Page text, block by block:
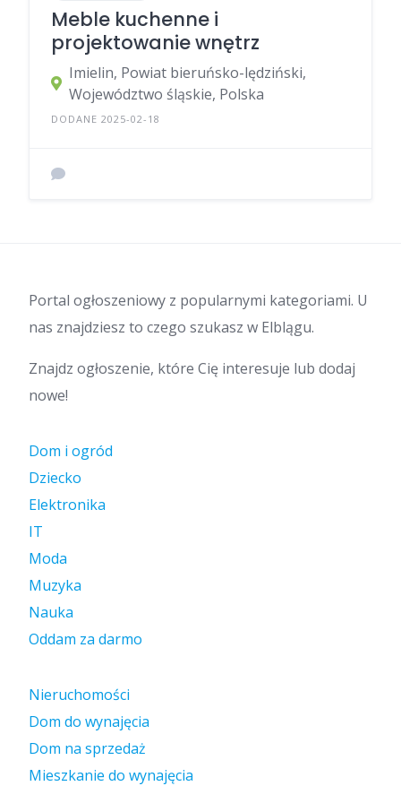
Meble kuchenne i
projektowanie wnętrz
Imielin, Powiat bieruńsko-lędziński,
Województwo śląskie, Polska
DODANE 2025-02-18
Portal ogłoszeniowy z popularnymi kategoriami. U
nas znajdziesz to czego szukasz w Elblągu.
Znajdz ogłoszenie, które Cię interesuje lub dodaj
nowe!
Dom i ogród
Dziecko
Elektronika
IT
Moda
Muzyka
Nauka
Oddam za darmo
Nieruchomości
Dom do wynajęcia
Dom na sprzedaż
Mieszkanie do wynajęcia